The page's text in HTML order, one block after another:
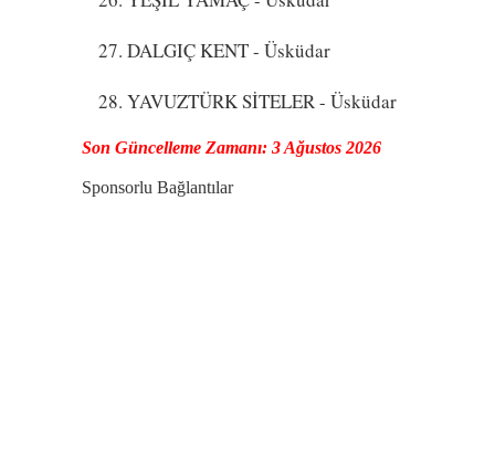
27. DALGIÇ KENT- Üsküdar
28. YAVUZTÜRK SİTELER- Üsküdar
Son Güncelleme Zamanı: 3 Ağustos 2026
Sponsorlu Bağlantılar